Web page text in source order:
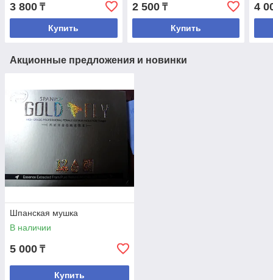
3 800 ₸
Купить
2 500₸
Купить
4
Акционные предложения и новинки
Шпанская мушка
В наличии
5 000 ₸
Купить